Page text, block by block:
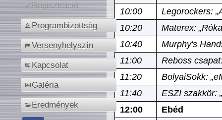
Regisztráció
Programbizottság
Versenyhelyszín
Kapcsolat
Galéria
Eredmények
10:00
Legorockers:
10:20
Materex:
10:40
Murphy's
11:00
Reboss
11:20
BolyaiSokk:
11:40
ESZI szakkör:
12:00
Ebéd